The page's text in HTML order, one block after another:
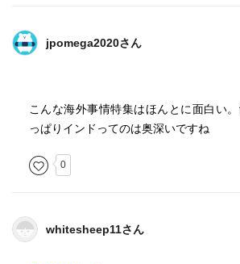
jpomega2020さん
こんな海外事情特集はほんとに面白い
っぱりインドってのは奥深いですね
0
whitesheep11さん